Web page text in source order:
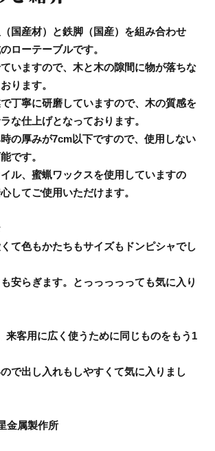
国産材）と鉄脚（国産）を組み合わせ
ローテーブルです。
いますので、木と木の隙間に物が落ちな
ります。
丁寧に研磨していますので、木の質感を
な仕上げとなっております。
の厚みが7cm以下ですので、使用しない
です。
ル、蜜蝋ワックスを使用していますの
してご使用いただけます。
て色もかたちもサイズもドンピシャでし
安らぎます。とっっっっっても気に入り
来客用に広く使うために同じものをもう1
で出し入れもしやすくて気に入りまし
金属製作所